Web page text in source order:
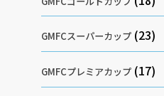
GMFCスーパーカップ (23)
GMFCプレミアカップ (17)